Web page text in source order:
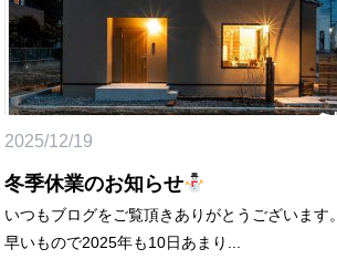
2025/12/19
冬季休業のお知らせ
いつもブログをご覧頂きありがとうございます。
早いもので2025年も10日あまり...